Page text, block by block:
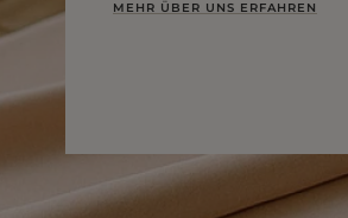
MEHR ÜBER UNS ERFAHREN